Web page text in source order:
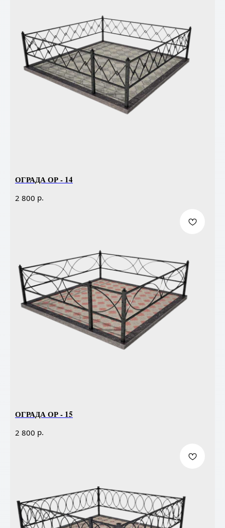
ОГРАДА ОР - 14
2 800 р.
ОГРАДА ОР - 15
2 800 р.